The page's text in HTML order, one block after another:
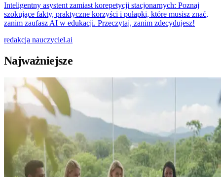
Inteligentny asystent zamiast korepetycji stacjonarnych: Poznaj
szokujące fakty, praktyczne korzyści i pułapki, które musisz znać,
zanim zaufasz AI w edukacji. Przeczytaj, zanim zdecydujesz!
redakcja nauczyciel.ai
Najważniejsze